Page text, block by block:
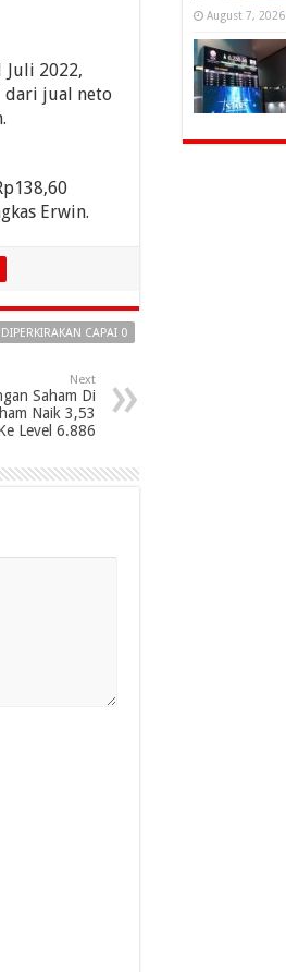
Juli 2022,
dari jual neto
Erwin.
CAPAI 0
Next
Saham Di
Naik 3,53
Level 6.886
August 7, 2026